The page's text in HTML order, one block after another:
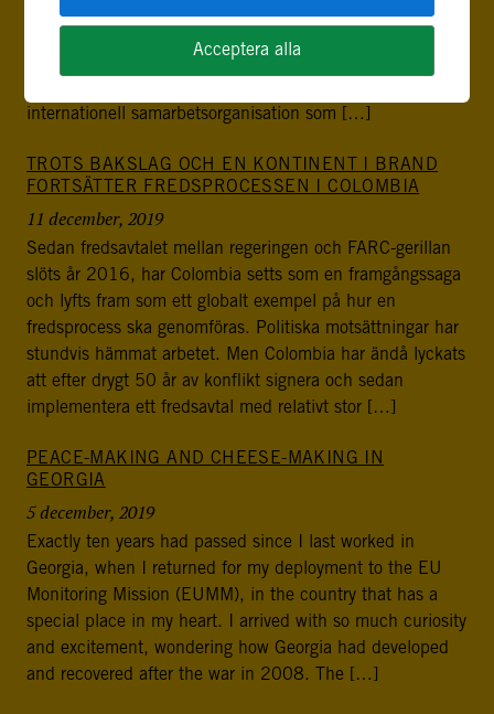
internationella sekretariatet för Challenges Forum, som
internationell samarbetsorganisation som […]
TROTS BAKSLAG OCH EN KONTINENT I BRAND
FORTSÄTTER FREDSPROCESSEN I COLOMBIA
11 december, 2019
Sedan fredsavtalet mellan regeringen och FARC-gerillan
slöts år 2016, har Colombia setts som en framgångssaga
och lyfts fram som ett globalt exempel på hur en
fredsprocess ska genomföras. Politiska motsättningar har
stundvis hämmat arbetet. Men Colombia har ändå lyckats
att efter drygt 50 år av konflikt signera och sedan
implementera ett fredsavtal med relativt stor […]
PEACE-MAKING AND CHEESE-MAKING IN
GEORGIA
5 december, 2019
Exactly ten years had passed since I last worked in
Georgia, when I returned for my deployment to the EU
Monitoring Mission (EUMM), in the country that has a
special place in my heart. I arrived with so much curiosity
and excitement, wondering how Georgia had developed
and recovered after the war in 2008. The […]
Acceptera alla